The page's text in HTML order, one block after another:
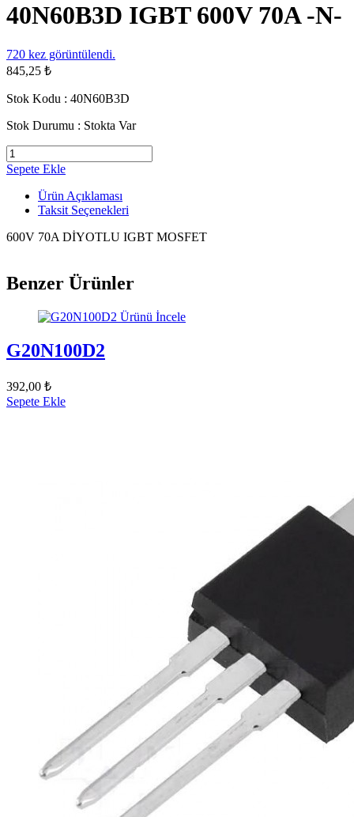
40N60B3D IGBT 600V 70A -N-
720 kez görüntülendi.
845,25 ₺
Stok Kodu : 40N60B3D
Stok Durumu : Stokta Var
Sepete Ekle
Ürün Açıklaması
Taksit Seçenekleri
600V 70A DİYOTLU IGBT MOSFET
Benzer Ürünler
Ürünü İncele
G20N100D2
392,00 ₺
Sepete Ekle